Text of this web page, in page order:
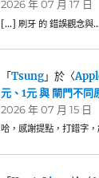
2026 年 07 月 17 日
[…] 刷牙 的 錯誤觀念與
「Tsung」於〈
元、1元 與 閘門不同
2026 年 07 月 15 日
哈，感謝提點，打錯字